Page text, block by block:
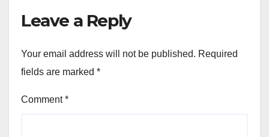
Leave a Reply
Your email address will not be published. Required
fields are marked *
Comment*